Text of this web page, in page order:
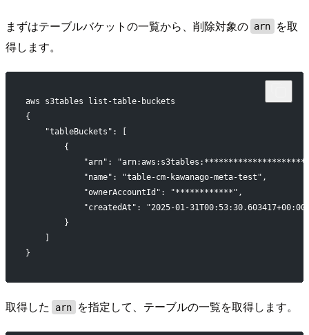
まずはテーブルバケットの一覧から、削除対象の arn
を取
得します。
aws s3tables list-table-buckets
{
    "tableBuckets": [
        {
"arn":
            "name": "table-cm-kawanago-meta-test",
            "ownerAccountId": "************",
"createdAt": "2025-01-
        }
    ]
}
取得した arn を指定して、テーブルの一覧を取得します。